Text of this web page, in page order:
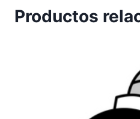
Productos